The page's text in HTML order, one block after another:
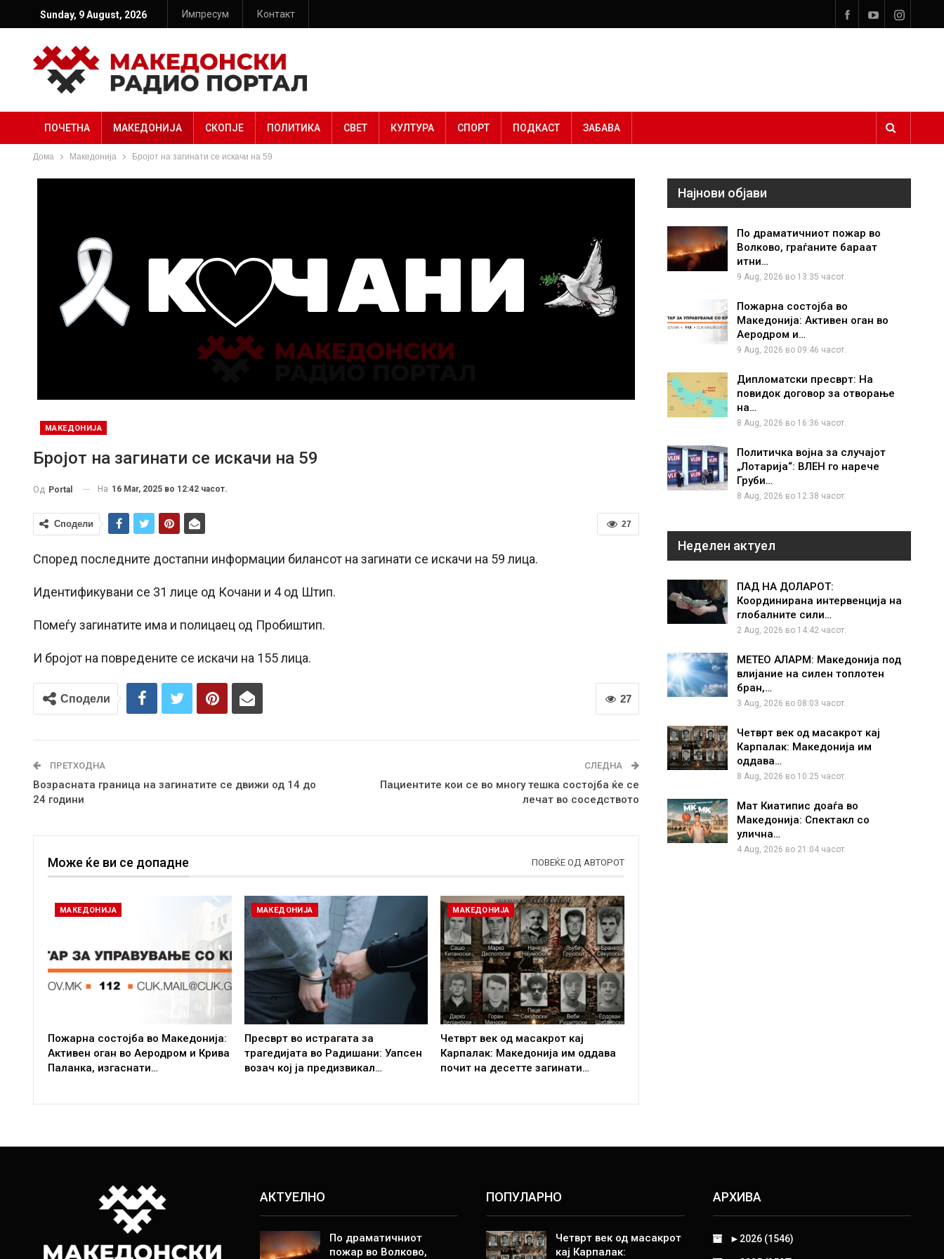
Sunday, 9 August, 2026 Импресум Контакт
ПОЧЕТНА МАКЕДОНИЈА СКОПЈЕ ПОЛИТИКА СВЕТ КУЛТУРА СПОРТ ПОДКАСТ ЗАБАВА
Дома Македонија Бројот на загинати се искачи на 59
МАКЕДОНИЈА
Бројот на загинати се искачи на 59
Од Portal На 16 Mar, 2025 во 12:42 часот.
27
Сподели
Според последните достапни информации билансот на загинати се искачи на 59 лица.
Идентификувани се 31 лице од Кочани и 4 од Штип.
Помеѓу загинатите има и полицаец од Пробиштип.
И бројот на повредените се искачи на 155 лица.
27
Сподели
ПРЕТХОДНА
Возрасната граница на загинатите се движи од 14 до
24 години
СЛЕДНА
Пациентите кои се во многу тешка состојба ќе се
лечат во соседството
Може ќе ви се допадне ПОВЕЌЕ ОД АВТОРОТ
МАКЕДОНИЈА
Пожарна состојба во Македонија:
Активен оган во Аеродром и Крива
Паланка, изгаснати…
МАКЕДОНИЈА
Пресврт во истрагата за
трагедијата во Радишани: Уапсен
возач кој ја предизвикал…
МАКЕДОНИЈА
Четврт век од масакрот кај
Карпалак: Македонија им оддава
почит на десетте загинати…
Најнови објави
По драматичниот пожар во
Волково, граѓаните бараат
итни…
9 Aug, 2026 во 13:35 часот.
Пожарна состојба во
Македонија: Активен оган во
Аеродром и…
9 Aug, 2026 во 09:46 часот.
Дипломатски пресврт: На
повидок договор за отворање
на…
8 Aug, 2026 во 16:36 часот.
Политичка војна за случајот
„Лотарија“: ВЛЕН го нарече
Груби…
8 Aug, 2026 во 12:38 часот.
Неделен актуел
ПАД НА ДОЛАРОТ:
Координирана интервенција на
глобалните сили…
2 Aug, 2026 во 14:42 часот.
МЕТЕО АЛАРМ: Македонија под
влијание на силен топлотен
бран,…
3 Aug, 2026 во 08:03 часот.
Четврт век од масакрот кај
Карпалак: Македонија им
оддава…
8 Aug, 2026 во 10:25 часот.
Мат Киатипис доаѓа во
Македонија: Спектакл со
улична…
4 Aug, 2026 во 21:04 часот.
АКТУЕЛНО
По драматичниот
пожар во Волково,
ПОПУЛАРНО
Четврт век од масакрот
кај Карпалак:
АРХИВА
► 2026 (1546)